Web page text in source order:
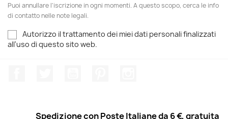
Puoi annullare l'iscrizione in ogni momenti. A questo scopo, cerca le info
di contatto nelle note legali.
Autorizzo il trattamento dei miei dati personali finalizzati
all'uso di questo sito web.
Spedizione con Poste Italiane da 6 €, gratuita